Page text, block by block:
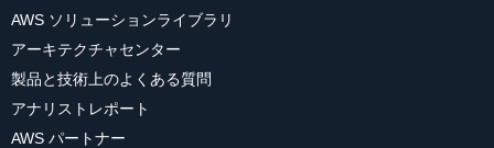
AWS ソリューションライブラリ
アーキテクチャセンター
製品と技術上のよくある質問
アナリストレポート
AWS パートナー